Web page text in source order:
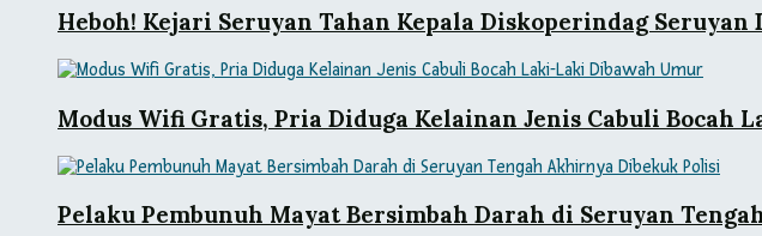
Heboh! Kejari Seruyan Tahan Kepala Diskoperindag Seruyan
Modus Wifi Gratis, Pria Diduga Kelainan Jenis Cabuli Bocah
Pelaku Pembunuh Mayat Bersimbah Darah di Seruyan